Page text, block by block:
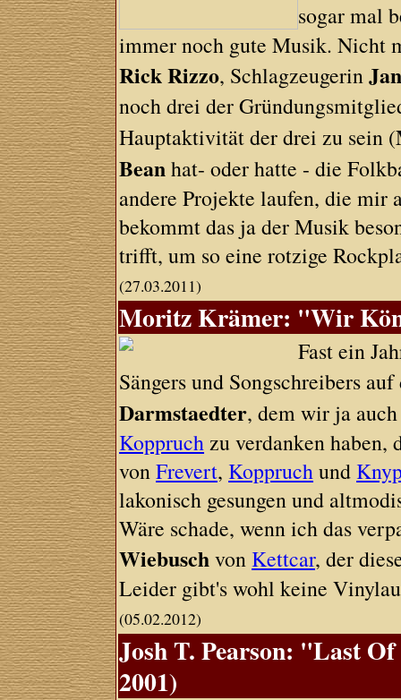
sogar mal
immer noch gute Musik. Nicht
Rick Rizzo, Schlagzeugerin
noch drei der
Hauptaktivität der drei zu sein (
Beanhat- oder hatte - die
andere Projekte laufen, die
bekommt das ja der Musik
trifft, um so eine rotzige
(27.03.2011)
Moritz Krämer: "Wir
Fast ein
Sängers und Songschreibers
Darmstaedter, dem wir ja
Koppruchzu verdanken
vonFrevert, Koppruchund
lakonisch gesungen und
Wäre schade, wenn ich das
Wiebuschvon Kettcar, der
Leider gibt's wohl keine
(05.02.2012)
Josh T. Pearson: "Last
2001)